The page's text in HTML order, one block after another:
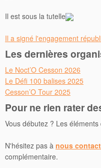
Il est sous la tutelle
Il a signé l'engagement
Les dernières
Le Noct’O Cesson 2026
Le Défi 100 balises 2025
Cesson’O Tour 2025
Pour ne rien rater
Vous débutez ? Les
N'hésitez pas à nous
complémentaire.